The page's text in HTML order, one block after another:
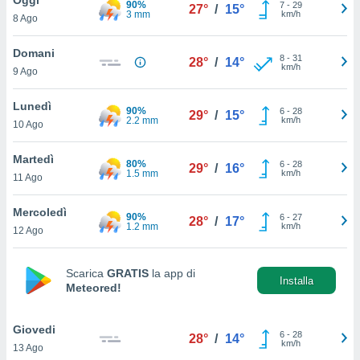
è
al sito
di
ci
di
il
un
la
nella
8 Ago
90%
3 mm
27° / 15° 7- 29
km/h
Domani
9 Ago
28° / 14° 8- 31
km/h
Lunedì
10 Ago
90%
2.2 mm
29° / 15° 6- 28
km/h
Martedì
11 Ago
80%
1.5 mm
29° / 16° 6- 28
km/h
Mercoledì
12 Ago
90%
1.2 mm
28° / 17° 6- 27
km/h
Scarica GRATIS la app di
Meteored!
Installa
Giovedi
13 Ago
28° / 14° 6- 28
km/h